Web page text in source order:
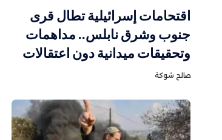
اقتحامات إسرائيلية تطال قرى
جنوب وشرق نابلس.. مداهمات
وتحقيقات ميدانية دون اعتقالات
صالح شوكة